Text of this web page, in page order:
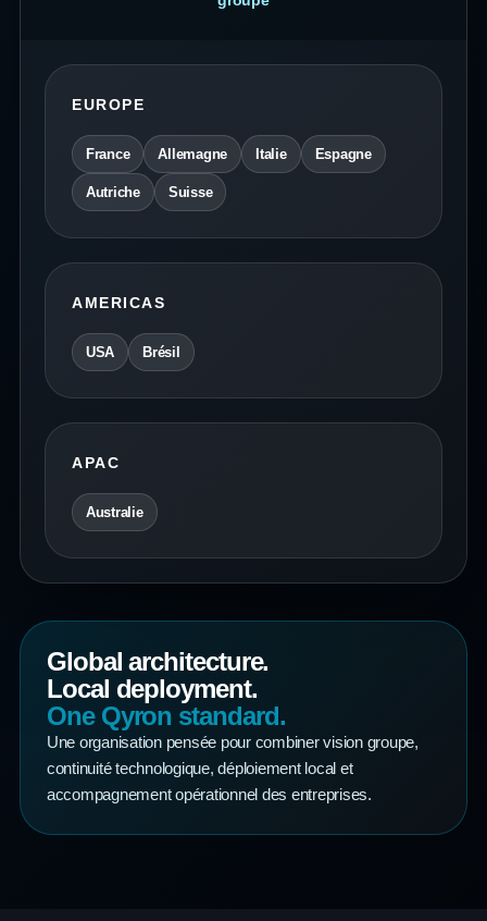
EUROPE
France Allemagne Italie Espagne
Autriche Suisse
AMERICAS
USA Brésil
APAC
Australie
Global architecture.
Local deployment.
One Qyron standard.
Une organisation pensée pour combiner vision groupe,
continuité technologique, déploiement local et
accompagnement opérationnel des entreprises.